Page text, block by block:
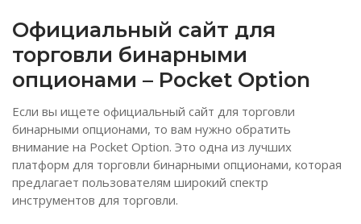
Официальный сайт для
торговли бинарными
опционами – Pocket Option
Если вы ищете официальный сайт для торговли
бинарными опционами, то вам нужно обратить
внимание на Pocket Option. Это одна из лучших
платформ для торговли бинарными опционами, которая
предлагает пользователям широкий спектр
инструментов для торговли.